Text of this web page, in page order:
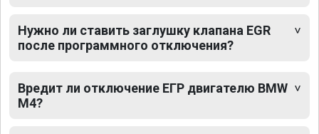
Нужно ли ставить заглушку клапана EGR
после программного отключения?
Вредит ли отключение ЕГР двигателю BMW
M4?